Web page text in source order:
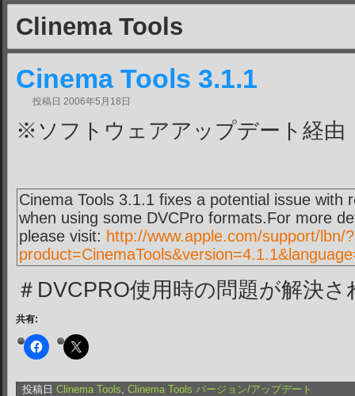
Clinema Tools
Cinema Tools 3.1.1
投稿日 2006年5月18日
※ソフトウェアアップデート経由
Cinema Tools 3.1.1 fixes a potential issue with
when using some DVCPro formats.For more
please visit: http://www.apple.com/support/lbn/?
＃DVCPRO使用時の問題が解決
共有:
投稿日 Clinema Tools, Clinema Tools バージョン/アップデート